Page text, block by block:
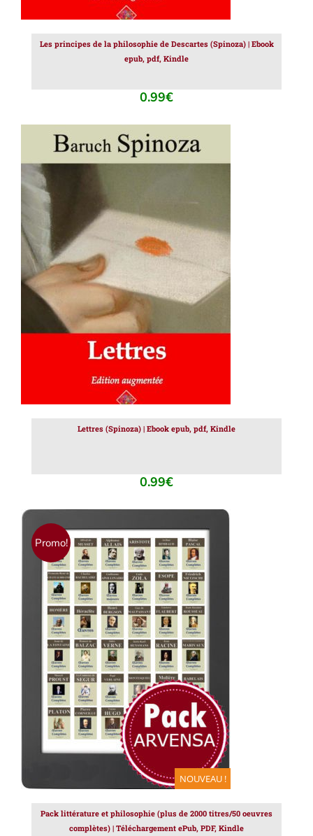
Les principes de la philosophie de Descartes (Spinoza) | Ebook
epub, pdf, Kindle
0.99€
AJOUTER AU PANIER DÉTAILS
Lettres (Spinoza) | Ebook epub, pdf, Kindle
0.99€
Promo!
NOUVEAU !
AJOUTER AU PANIER / DÉTAILS
Pack littérature et philosophie (plus de 2000 titres/50 oeuvres
complètes) | Téléchargement ePub, PDF, Kindle